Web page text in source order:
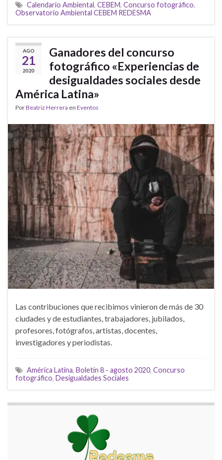
Calendario Ambiental, CEBEM, Concurso fotográfico,
Observatorio Ambiental CEBEM REDESMA
AGO
21
2020
Ganadores del concurso
fotográfico «Experiencias de
desigualdades sociales desde
América Latina»
PorBeatriz Herrera en Eventos
Las contribuciones que recibimos vinieron de más de 30
ciudades y de estudiantes, trabajadores, jubilados,
profesores, fotógrafos, artistas, docentes,
investigadores y periodistas.
América Latina, Boletín 8 - agosto 2020, Concurso
fotográfico, Desigualdades Sociales